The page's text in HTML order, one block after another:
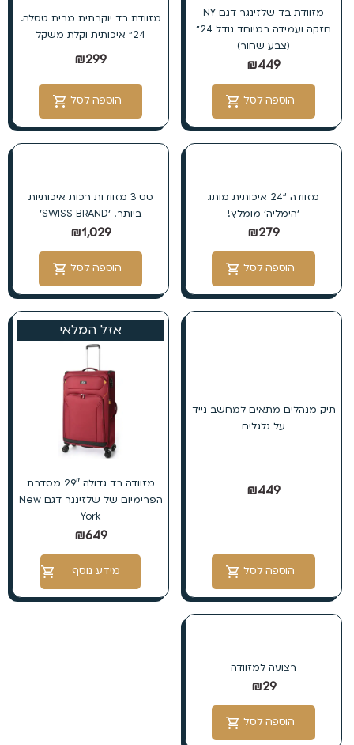
מזוודת בד שלזינגר דגם NY
חזקה ועמידה במיוחד גודל 24״
(צבע שחור)
₪449
הוספה לסל
מזוודת בד יוקרתית מבית טסלה.
24״ איכותית וקלת משקל
₪299
הוספה לסל
מזוודה “24 איכותית מותג
׳הימליה׳ מומלץ!
₪279
הוספה לסל
סט 3 מזוודות רכות איכותיות
ביותר! ׳SWISS BRAND׳
₪1,029
הוספה לסל
תיק מנהלים מתאים למחשב נייד
על גלגלים
₪449
הוספה לסל
אזל המלאי
מזוודה בד גדולה 29″ מסדרת
הפרימיום של שלזינגר דגם New
York
₪649
מידע נוסף
רצועה למזוודה
₪29
הוספה לסל